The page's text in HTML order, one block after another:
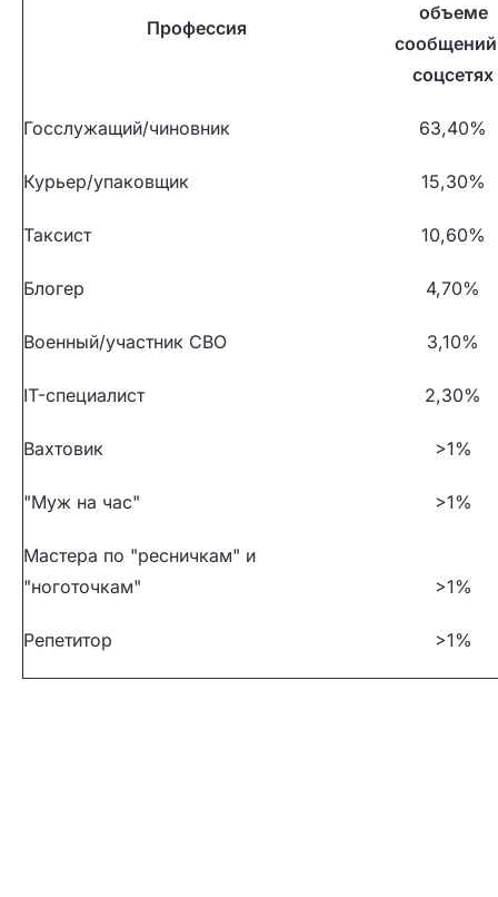
Профессия
объеме
соцсетях
Госслужащий/чиновник 63,40%
Курьер/упаковщик 15,30%
Таксист 10,60%
Блогер 4,70%
Военный/участник СВО 3,10%
IT-специалист 2,30%
Вахтовик >1%
"Муж на час" >1%
Мастера по "ресничкам" и
"ноготочкам"
>1%
Репетитор >1%